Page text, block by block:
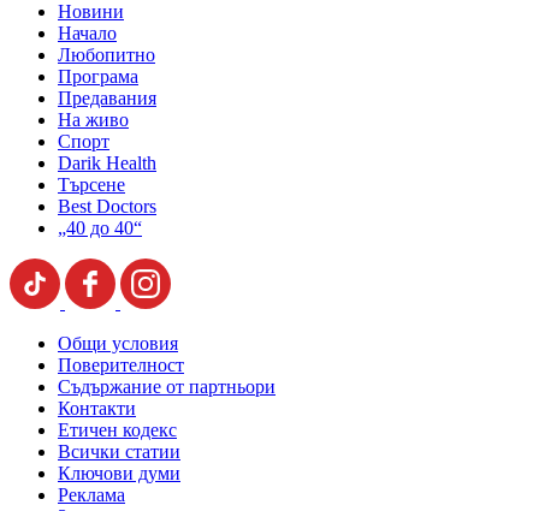
Новини
Начало
Любопитно
Програма
Предавания
На живо
Спорт
Darik Health
Търсене
Best Doctors
„40 до 40“
Общи условия
Поверителност
Съдържание от партньори
Контакти
Етичен кодекс
Всички статии
Ключови думи
Реклама